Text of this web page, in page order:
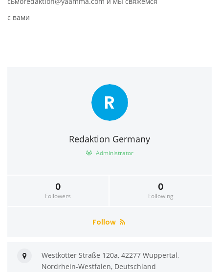
с вами
R
Redaktion Germany
Administrator
0
Followers
0
Following
Follow
Westkotter Straße 120a, 42277 Wuppertal,
Nordrhein-Westfalen, Deutschland